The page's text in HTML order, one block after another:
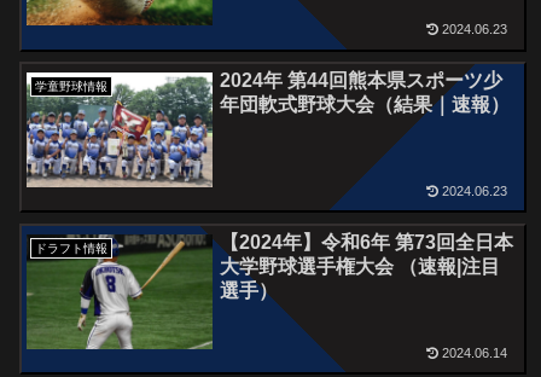
2024.06.23
学童野球情報
2024年 第44回熊本県スポーツ少
年団軟式野球大会（結果｜速報）
2024.06.23
ドラフト情報
【2024年】令和6年 第73回全日本
大学野球選手権大会 （速報|注目
選手）
2024.06.14